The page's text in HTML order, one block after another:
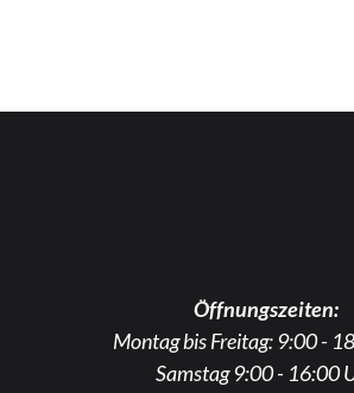
Öffnungszeiten:
Montag bis Freitag: 9:00 -
Samstag 9:00 - 16:00